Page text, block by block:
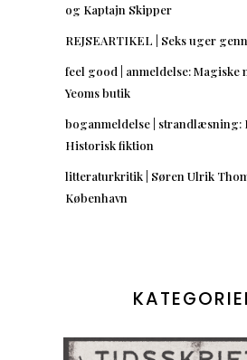
og Kaptajn Skipper
REJSEARTIKEL | Seks uger
feel good | anmeldelse:
Yeoms butik
boganmeldelse | strandlæsning:
Historisk fiktion
litteraturkritik | Søren Ulrik
København